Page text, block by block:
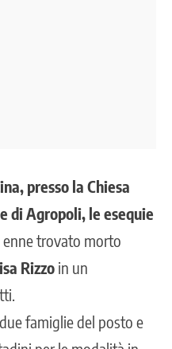
presso la Chiesa
diAgropoli, le esequie
enne trovato morto
Rizzo in un
famiglie del posto e